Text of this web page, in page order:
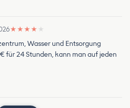
★ ★ ★ ★ ★
Wasser und Entsorgung
für 24 Stunden, kann man auf jeden